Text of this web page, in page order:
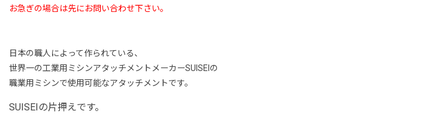
お急ぎの場合は先にお問い合わせ下さい。
日本の職人によって作られている、
世界一の工業用ミシンアタッチメントメーカーSUISEIの
職業用ミシンで使用可能なアタッチメントです。
SUISEIの片押えです。